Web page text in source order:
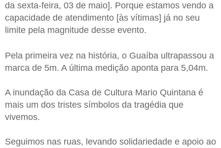
da sexta-feira, 03 de maio]. Porque estamos vendo a
capacidade de atendimento [às vítimas] já no seu
limite pela magnitude desse evento.
Pela primeira vez na história, o Guaíba ultrapassou a
marca de 5m. A última medição aponta para 5,04m.
A inundação da Casa de Cultura Mario Quintana é
mais um dos tristes símbolos da tragédia que
vivemos.
Seguimos nas ruas, levando solidariedade e apoio ao